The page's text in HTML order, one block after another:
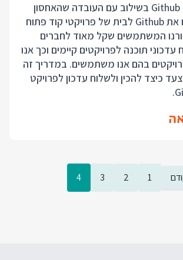
קלות השימוש ב Github בשילוב עם העובדה שהאחסון
ניתן בחינם הפכו את Github לבית של פרויקטי קוד פתוח
המשתמשים שקל מאוד לחברים
תוכנה לפרויקטים קיימים וכך אנו
בהם אנו משתמשים. במדריך זה
כיצד להכין ולשלוח עדכון לפרויקט
1
2
3
4